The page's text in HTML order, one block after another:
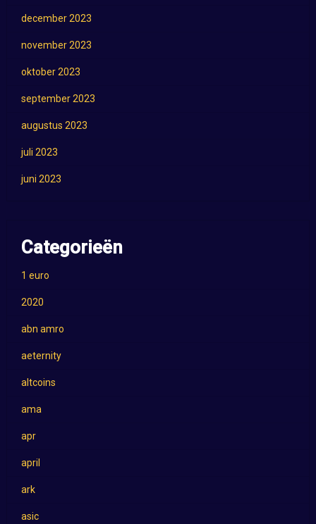
december 2023
november 2023
oktober 2023
september 2023
augustus 2023
juli 2023
juni 2023
Categorieën
1 euro
2020
abn amro
aeternity
altcoins
ama
apr
april
ark
asic